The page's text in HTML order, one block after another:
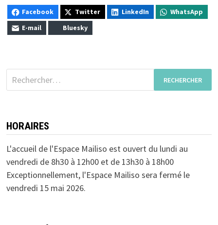
Facebook Twitter LinkedIn
WhatsApp
E-mail
Bluesky
Rechercher :
HORAIRES
L'accueil de l'Espace Mailiso est ouvert du lundi au
vendredi de 8h30 à 12h00 et de 13h30 à 18h00
Exceptionnellement, l'Espace Mailiso sera fermé le
vendredi 15 mai 2026.